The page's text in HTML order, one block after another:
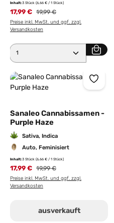
Inhalt:3 Stück (6,66 € / 1 Stück)
17,99 € 19,99 €
Preise inkl. MwSt. und ggf. zzgl.
Versandkosten
Produkt Anzahl: Gib
Sanaleo Cannabissamen -
Purple Haze
Sativa, Indica
Auto, Feminisiert
Inhalt:3 Stück (6,66 € / 1 Stück)
17,99 € 19,99 €
Preise inkl. MwSt. und ggf. zzgl.
Versandkosten
ausverkauft